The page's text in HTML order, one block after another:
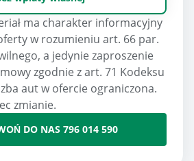
ma charakter informacyjny
w rozumieniu art. 66 par.
a jedynie zaproszenie
zgodnie z art. 71 Kodeksu
aut w ofercie ograniczona.
zmianie.
DO NAS 796 014 590